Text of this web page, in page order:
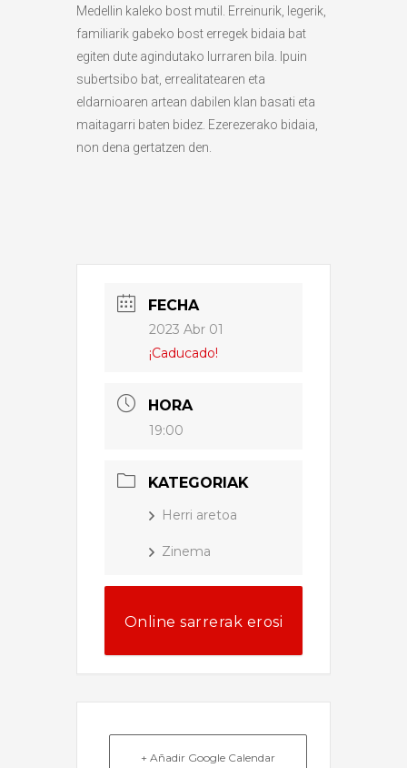
Medellin kaleko bost mutil. Erreinurik, legerik,
familiarik gabeko bost erregek bidaia bat
egiten dute agindutako lurraren bila. Ipuin
subertsibo bat, errealitatearen eta
eldarnioaren artean dabilen klan basati eta
maitagarri baten bidez. Ezerezerako bidaia,
non dena gertatzen den.
FECHA
2023 Abr 01
¡Caducado!
HORA
19:00
KATEGORIAK
Herri aretoa
Zinema
Online sarrerak erosi
+ Añadir Google Calendar